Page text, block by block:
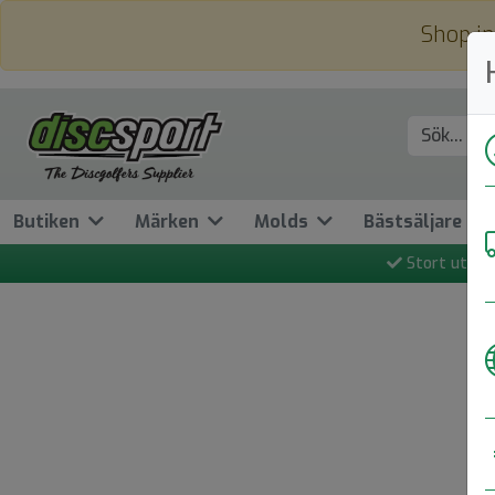
Shop
Butiken Märken Molds Bästsäljare
Stort utbud